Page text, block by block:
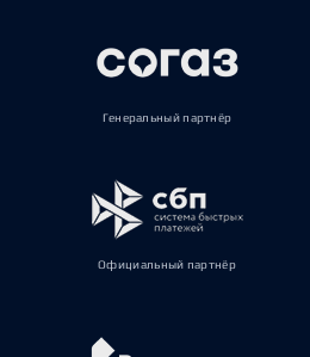
Генеральный партнёр
Официальный партнёр